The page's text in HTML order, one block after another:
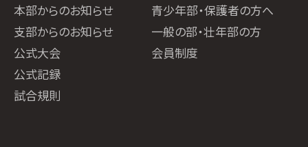
本部からのお知らせ
支部からのお知らせ
公式大会
公式記録
試合規則
青少年部・保護者の方へ
一般の部・壮年部の方
会員制度